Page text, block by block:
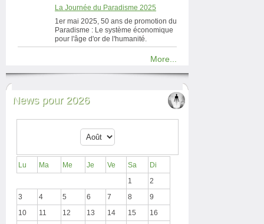
La Journée du Paradisme 2025
1er mai 2025, 50 ans de promotion du
Paradisme : Le système économique
pour l'âge d'or de l'humanité.
More...
News pour 2026
Lu Ma Me Je Ve Sa
Di
1
2
3
4 5 6 7 8
9
10
11 12 13 14 15
16